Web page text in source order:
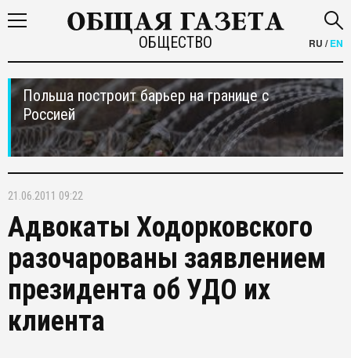
ОБЩЕСТВО RU /EN
Польша построит барьер на границе с
Россией
21.06.2011 09:22
Адвокаты Ходорковского
разочарованы заявлением
президента об УДО их
клиента